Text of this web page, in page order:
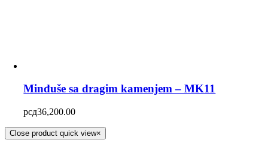
Minđuše sa dragim kamenjem – MK11
рсд36,200.00
Close product quick view×